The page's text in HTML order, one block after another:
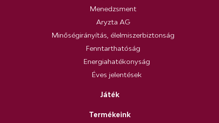
Menedzsment
Aryzta AG
Minőségirányítás, élelmiszerbiztonság
Fenntarthatóság
Energiahatékonyság
Éves jelentések
Játék
Termékeink